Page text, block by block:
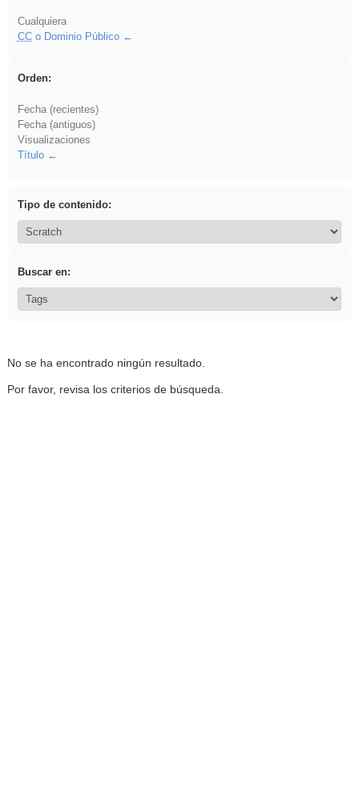
Cualquiera
CCo Dominio Público
Orden:
Fecha (recientes)
Fecha (antiguos)
Visualizaciones
Título
Tipo de contenido:
Buscar en:
No se ha encontrado ningún resultado.
Por favor, revisa los criterios de búsqueda.